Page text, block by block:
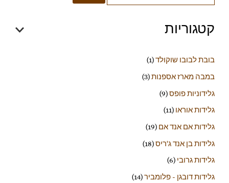
קטגוריות
בובת לבובו שוקולד(1)
במבה מארז אספנות(3)
גלידוניות פופס(9)
גלידות אוראו (11)
גלידות אם אנד אם (19)
גלידות בן אנד ג'ריס(18)
גלידות גרובי (6)
גלידות דובגן - פלומביר(14)